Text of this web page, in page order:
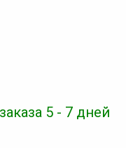
5 - 7 дней